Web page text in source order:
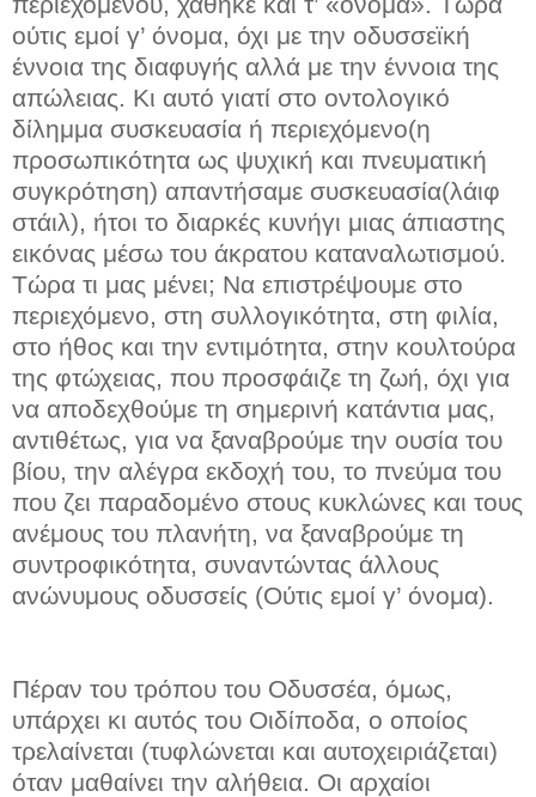
ούτις εμοί γ’ όνομα, όχι με την οδυσσεϊκή
έννοια της διαφυγής αλλά με την έννοια της
απώλειας. Κι αυτό γιατί στο οντολογικό
δίλημμα συσκευασία ή περιεχόμενο(η
προσωπικότητα ως ψυχική και πνευματική
συγκρότηση) απαντήσαμε συσκευασία(λάιφ
στάιλ), ήτοι το διαρκές κυνήγι μιας άπιαστης
εικόνας μέσω του άκρατου καταναλωτισμού.
Τώρα τι μας μένει; Να επιστρέψουμε στο
περιεχόμενο, στη συλλογικότητα, στη φιλία,
στο ήθος και την εντιμότητα, στην κουλτούρα
της φτώχειας, που προσφάιζε τη ζωή, όχι για
να αποδεχθούμε τη σημερινή κατάντια μας,
αντιθέτως, για να ξαναβρούμε την ουσία του
βίου, την αλέγρα εκδοχή του, το πνεύμα του
που ζει παραδομένο στους κυκλώνες και τους
ανέμους του πλανήτη, να ξαναβρούμε τη
συντροφικότητα, συναντώντας άλλους
ανώνυμους οδυσσείς (Ούτις εμοί γ’ όνομα).
Πέραν του τρόπου του Οδυσσέα, όμως,
υπάρχει κι αυτός του Οιδίποδα, ο οποίος
τρελαίνεται (τυφλώνεται και αυτοχειριάζεται)
όταν μαθαίνει την αλήθεια. Οι αρχαίοι